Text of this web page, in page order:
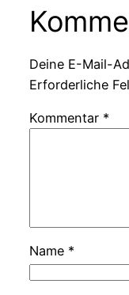
Deine E-Mail-
Erforderliche
Kommentar *
Name *